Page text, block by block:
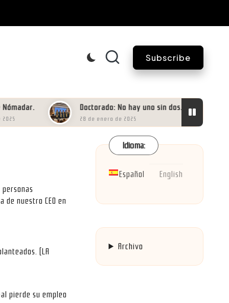
Subscribe
Doctorado: No hay uno sin dos.
28 de enero de 2025
nuestro CEO en
(LA
pierde su empleo
Idioma:
Español English
Archivo